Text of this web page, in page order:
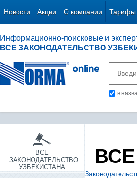
Новости Акции О компании Тарифы
Информационно-поисковые и
ВСЕ ЗАКОНОДАТЕЛЬСТВО
в
ВСЕ
ЗАКОНОДАТЕЛЬСТВО
УЗБЕКИСТАНА